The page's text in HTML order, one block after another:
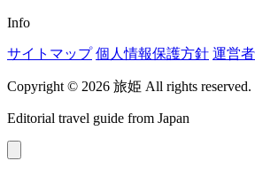
Info
サイトマップ 個人情報保護方針 運営
Copyright © 2026 旅姫 All rights reserved.
Editorial travel guide from Japan